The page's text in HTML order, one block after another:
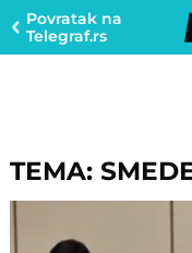
Povratak na
Telegraf.rs
TEMA: